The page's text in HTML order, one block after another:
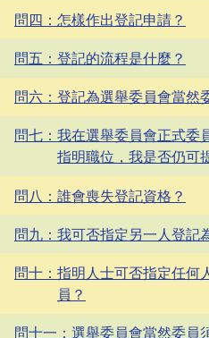
問四：怎樣作出登記申請？
問五：登記的流程是什麼？
問六：登記為選舉委員會當然
問七：我在選舉委員會正式委
指明職位，我是否仍可
問八：誰會喪失登記資格？
問九：我可否指定另一人登記
問十：指明人士可否指定任何
員？
問十一：選舉委員會當然委員